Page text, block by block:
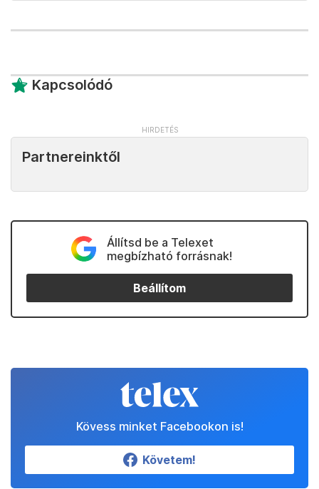
Kapcsolódó
Partnereinktől
Állítsd be a Telexet
megbízható forrásnak!
Beállítom
Kövess minket Facebookon is!
Követem!